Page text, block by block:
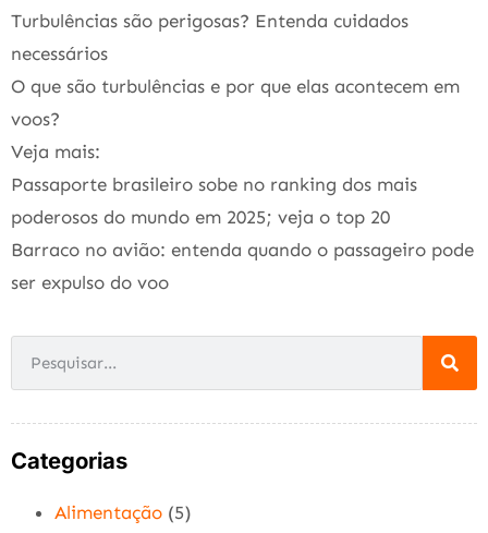
Turbulências são perigosas? Entenda cuidados
necessários
O que são turbulências e por que elas acontecem em
voos?
Veja mais:
Passaporte brasileiro sobe no ranking dos mais
poderosos do mundo em 2025; veja o top 20
Barraco no avião: entenda quando o passageiro pode
ser expulso do voo
Categorias
Alimentação (5)